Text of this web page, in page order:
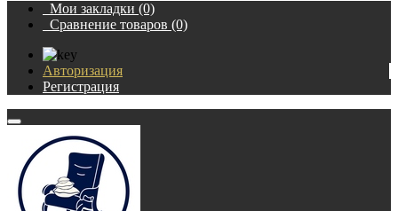
Мои закладки (0)
Сравнение товаров (0)
Авторизация
Регистрация